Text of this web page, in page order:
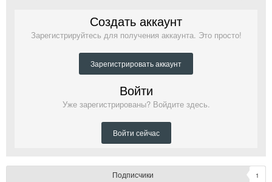
Создать аккаунт
Зарегистрируйтесь для получения аккаунта. Это просто!
Зарегистрировать аккаунт
Войти
Уже зарегистрированы? Войдите здесь.
Войти сейчас
Подписчики 1